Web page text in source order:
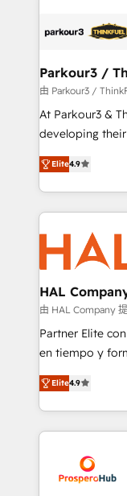
Program,
data hygiene,
a global
boutique firm.
but small enough to listen. Our
Website design Let’s turn your CRM into your growth
engine!
Parkour3 /
由 Parkour3 /
At Parkour3 &
developing
technologies
sales
from Strategy
onboarding
& marketing
extensive
and
empowering
autonomy. Get
guided
the CRM
marketing
to your needs
Accreditations.
services are
Elite4.9
HAL
由 HAL Company
Partner Elite
en tiempo y
acreditaciones
Certified
Acompañamos
crecimiento
reales. Nos
técnica con
Elite4.9